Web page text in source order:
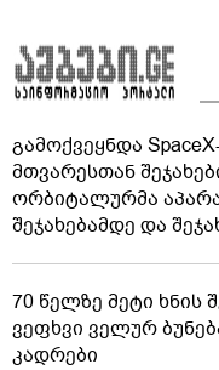
გამოქვეყნდა
მთვარესთან
ორბიტალურმა
შეჯახებამდე და
70 წელზე მეტი ხნის
ვეფხვი ველურ
კადრები